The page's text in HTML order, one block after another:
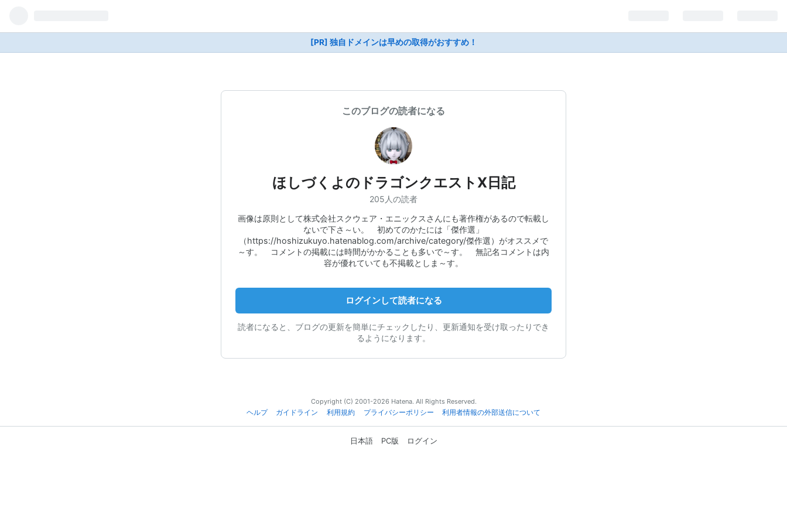
[PR] 独自ドメインは早めの取得がおすすめ！
このブログの読者になる
ほしづくよのドラゴンクエストX日記
205人の読者
画像は原則として株式会社スクウェア・エニックスさんにも著作権があるので転載し
ないで下さ～い。 初めてのかたには「傑作選」
（https://hoshizukuyo.hatenablog.com/archive/category/傑作選）がオススメで
～す。 コメントの掲載には時間がかかることも多いで～す。 無記名コメントは内
容が優れていても不掲載としま～す。
ログインして読者になる
読者になると、ブログの更新を簡単にチェックしたり、更新通知を受け取ったりでき
るようになります。
Copyright (C) 2001-2026 Hatena. All Rights Reserved.
ヘルプ
ガイドライン 利用規約 プライバシーポリシー 利用者情報の外部送信について
日本語 PC版 ログイン